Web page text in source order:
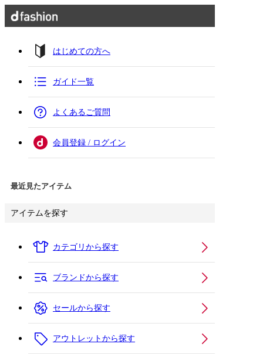
はじめての方へ
ガイド一覧
よくあるご質問
会員登録 / ログイン
最近見たアイテム
アイテムを探す
カテゴリから探す
ブランドから探す
セールから探す
アウトレットから探す